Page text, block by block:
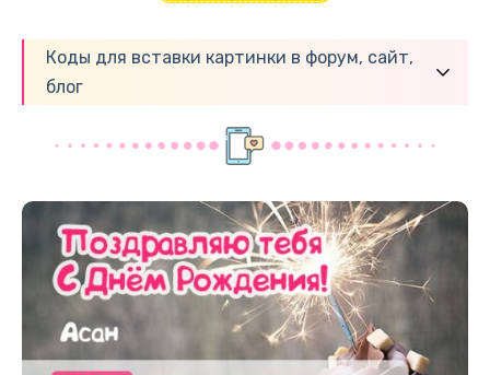
Коды для вставки картинки в форум, сайт,
блог